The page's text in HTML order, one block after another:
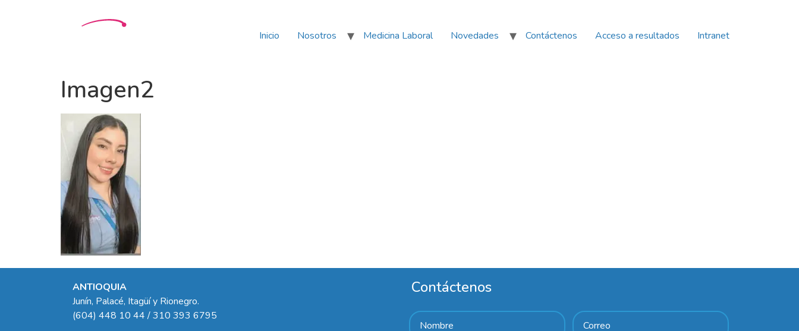
Inicio Nosotros Medicina Laboral Novedades Contáctenos Acceso a resultados Intranet
Imagen2
ANTIOQUIA
Junín, Palacé, Itagüí y Rionegro.
(604) 448 10 44 / 310 393 6795
Contáctenos